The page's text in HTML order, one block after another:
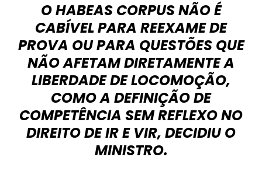
O HABEAS CORPUS NÃO É
CABÍVEL PARA REEXAME DE
PROVA OU PARA QUESTÕES QUE
NÃO AFETAM DIRETAMENTE A
LIBERDADE DE LOCOMOÇÃO,
COMO A DEFINIÇÃO DE
COMPETÊNCIA SEM REFLEXO NO
DIREITO DE IR E VIR, DECIDIU O
MINISTRO.